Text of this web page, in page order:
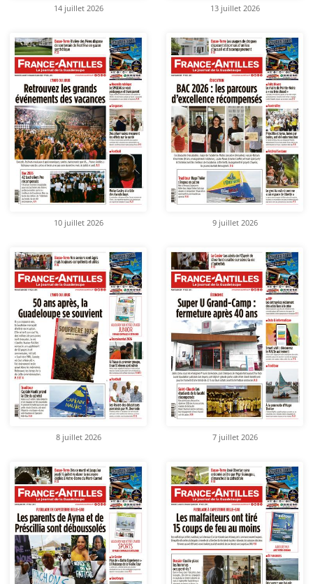
14 juillet 2026 13 juillet 2026
10 juillet 2026 9 juillet 2026
8 juillet 2026 7 juillet 2026